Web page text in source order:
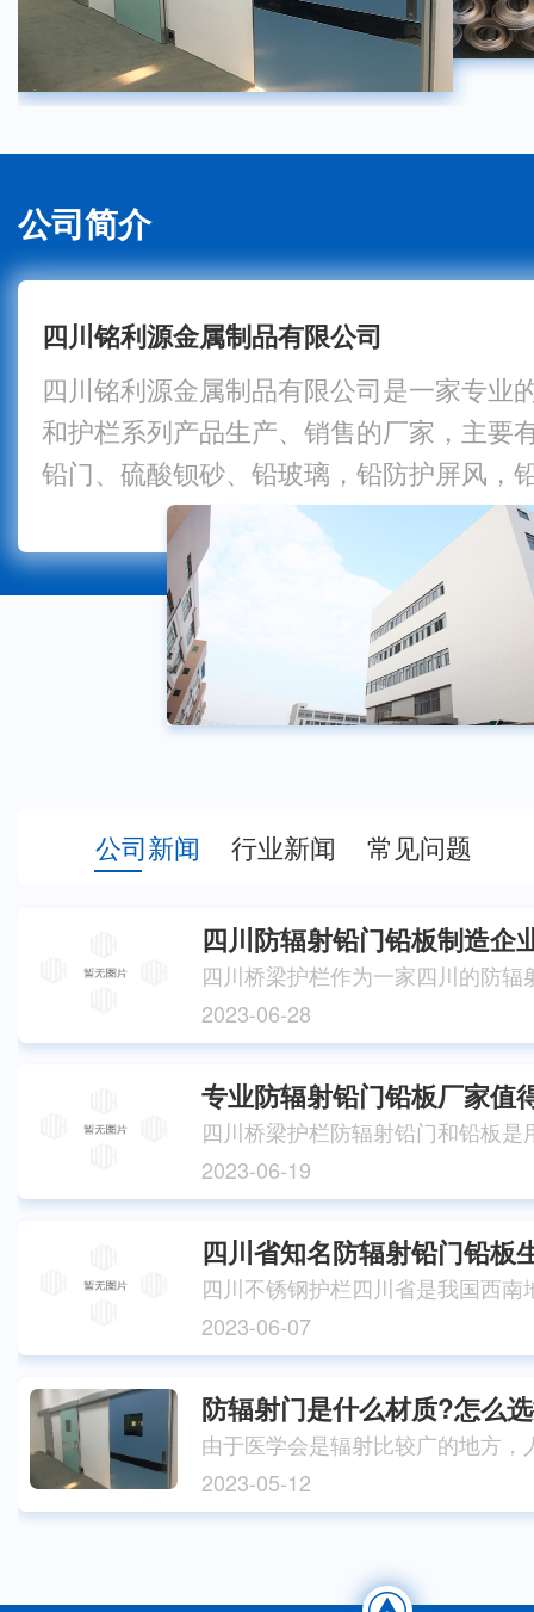
公司简介
四川铭利源金属制品有限公司
四川铭利源金属制品有限公司是一家专业
和护栏系列产品生产、销售的厂家，主要
铅门、硫酸钡砂、铅玻璃，铅防护屏风，
及射线等各类防护产品和桥梁护栏、河道
栏、灯光护栏等不同类型的护栏产品，产
型丰富，可满足客户使用需要，同时我司
公司新闻 行业新闻 常见问题
四川防辐射铅门铅板制造企
2023-06-28
专业防辐射铅门铅板厂家值
2023-06-19
四川省知名防辐射铅门铅板
2023-06-07
防辐射门是什么材质?怎么
2023-05-12